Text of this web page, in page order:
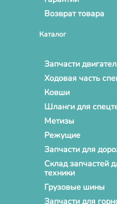
Возврат товара
Каталог
Запчасти
Ходовая часть
Ковши
Шланги для
Метизы
Режущие
Запчасти для
Склад запчастей
техники
Грузовые шины
Запчасти для